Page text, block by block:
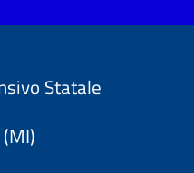
Statale